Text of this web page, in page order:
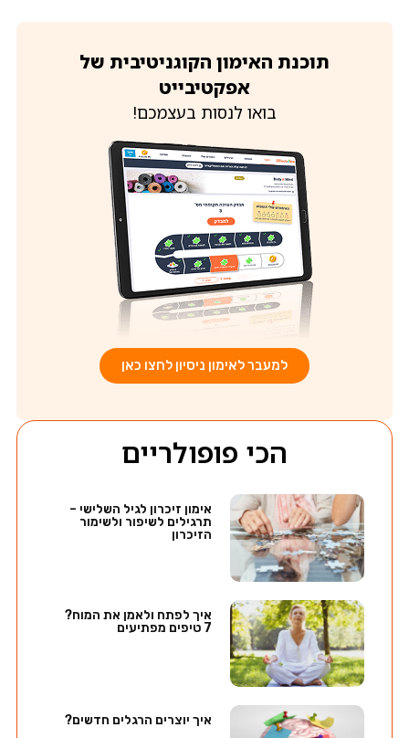
תוכנת האימון הקוגניטיבית של
אפקטיבייט
בואו לנסות בעצמכם!
למעבר לאימון ניסיון לחצו כאן
הכי פופולריים
אימון זיכרון לגיל השלישי –
תרגילים לשיפור ולשימור
הזיכרון
איך לפתח ולאמן את המוח?
7 טיפים מפתיעים
איך יוצרים הרגלים חדשים?